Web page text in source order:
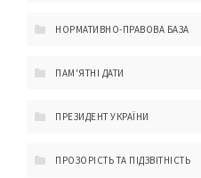
НОРМАТИВНО-ПРАВОВА БАЗА
ПАМ'ЯТНІ ДАТИ
ПРЕЗИДЕНТ УКРАЇНИ
ПРОЗОРІСТЬ ТА ПІДЗВІТНІСТЬ